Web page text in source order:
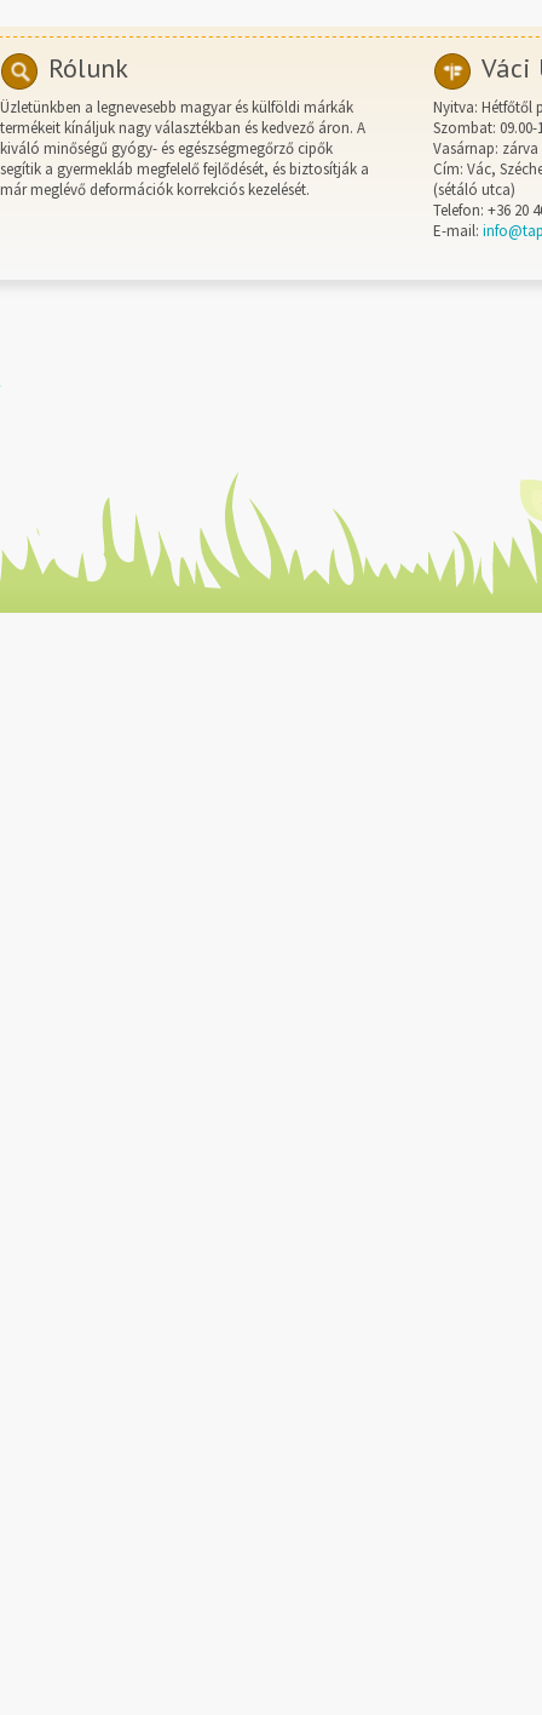
Rólunk
Üzletünkben a legnevesebb magyar és külföldi márkák
termékeit kínáljuk nagy választékban és kedvező áron. A
kiváló minőségű gyógy- és egészségmegőrző cipők
segítik a gyermekláb megfelelő fejlődését, és biztosítják a
már meglévő deformációk korrekciós kezelését.
Váci
Nyitva: Hétfőtől
Szombat: 09.00-
Vasárnap: zárva
Cím: Vác,
(sétáló utca)
Telefon: +36 20
E-mail: